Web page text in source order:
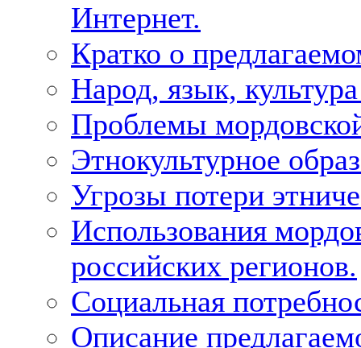
Интернет.
Кратко о
Народ, язык,
Проблемы
Этнокультурное
Угрозы потери
Использования
российских регионов.
Социальная
Описание